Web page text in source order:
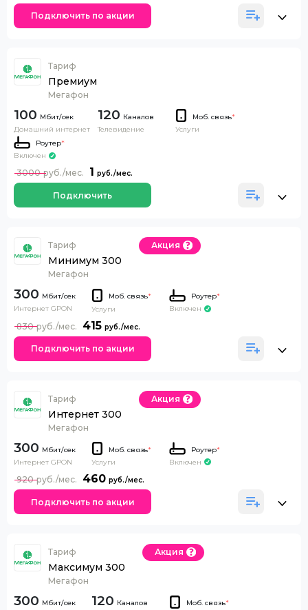
Подключить по акции
Тариф
Премиум
Мегафон
100
Домашний интернет
120 Каналов
Телевидение
Моб. связь*
Услуги
Роутер*
Включен
1
3000
Подключить
Тариф
Минимум 300
Мегафон
Акция
300
Интернет GPON
Моб. связь*
Услуги
Роутер*
Включен
415
830
Подключить по акции
Тариф
Интернет 300
Мегафон
Акция
300
Интернет GPON
Моб. связь*
Услуги
Роутер*
Включен
460
920
Подключить по акции
Тариф
Максимум 300
Мегафон
Акция
300 120 Каналов
Моб. связь*